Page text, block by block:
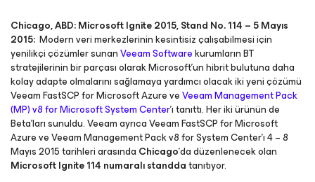
Chicago, ABD: Microsoft Ignite 2015, Stand No. 114 – 5 Mayıs
2015: Modern veri merkezlerinin kesintisiz çalışabilmesi için
yenilikçi çözümler sunanVeeam Softwarekurumların BT
stratejilerinin bir parçası olarak Microsoft’un hibrit bulutuna daha
kolay adapte olmalarını sağlamaya yardımcı olacak iki yeni çözümü
Veeam FastSCP for Microsoft Azure veVeeam Management Pack
(MP) v8 for Microsoft System Center’ı tanıttı. Her iki ürünün de
Beta’ları sunuldu. Veeam ayrıca Veeam FastSCP for Microsoft
Azure ve Veeam Management Pack v8 for System Center’ı 4 – 8
Mayıs 2015 tarihleri arasında Chicago’da düzenlenecek olan
Microsoft Ignite 114 numaralı standdatanıtıyor.